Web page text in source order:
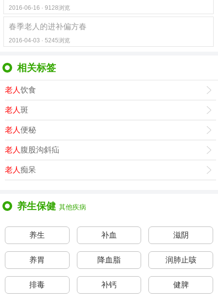
2016-06-16 · 9128浏览
春季老人的进补偏方春
2016-04-03 · 5245浏览
相关标签
老人 饮食
老人 斑
老人 便秘
老人 腹股沟斜疝
老人 痴呆
养生保健 其他疾病
养生 补血 滋阴
养胃 降血脂 润肺止咳
排毒 补钙 健脾